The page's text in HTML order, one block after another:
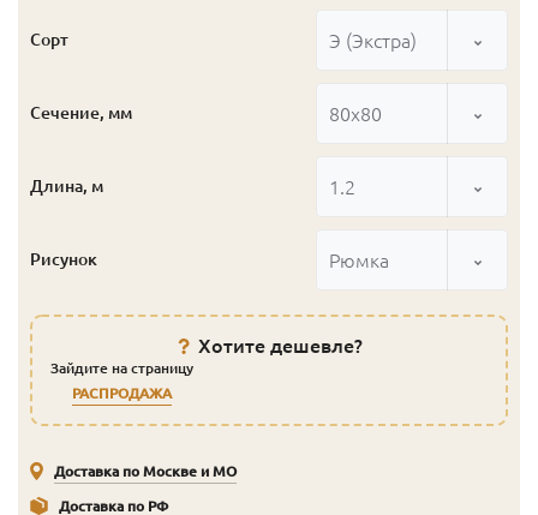
Сорт Э (Экстра)
Сечение, мм 80x80
Длина, м 1.2
Рисунок Рюмка
Хотите дешевле?
Зайдите на страницу
РАСПРОДАЖА
Доставка по Москве и МО
Доставка по РФ